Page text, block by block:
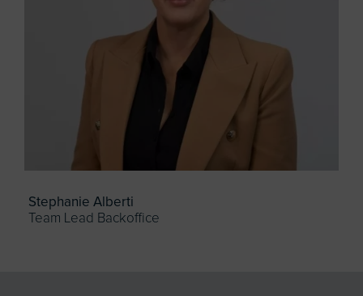
Stephanie Alberti
Team Lead Backoffice